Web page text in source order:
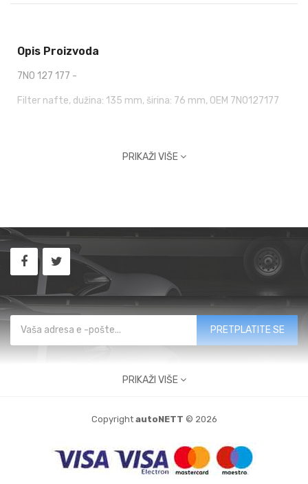
Opis Proizvoda
7N0 127 177 -
Filter nafte, dužina: 135 mm, širina: 76 mm, OEM 7N0127177
PRIKAŽI VIŠE
PRETPLATITE SE
KONTAKTIRAJTE NAS
Buzinski prilaz 9
10010 Zagreb
PRIKAŽI VIŠE
Copyright autoNETT © 2026